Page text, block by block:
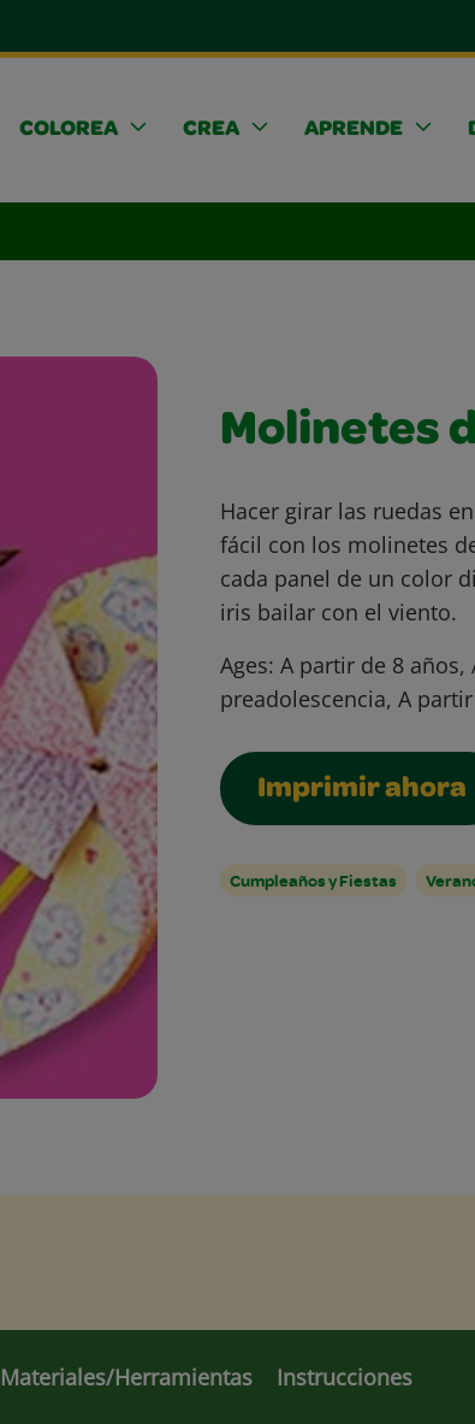
COLOREA CREA APRENDE
Molinetes
Hacer girar las ruedas
fácil con los molinetes
cada panel de un color
iris bailar con el viento.
Ages: A partir de 8 años,
preadolescencia, A
Imprimir ahora
Cumpleaños y Fiestas
Materiales/Herramientas Instrucciones